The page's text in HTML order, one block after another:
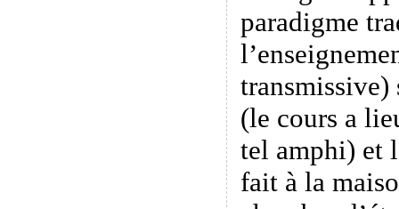
paradigme
transmissive)
(le cours a
tel amphi) et
fait à la